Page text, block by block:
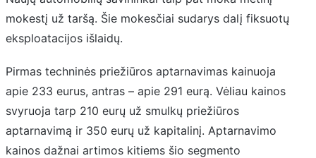
mokestį už taršą. Šie mokesčiai sudarys dalį fiksuotų
eksploatacijos išlaidų.
Pirmas techninės priežiūros aptarnavimas kainuoja
apie 233 eurus, antras – apie 291 eurą. Vėliau kainos
svyruoja tarp 210 eurų už smulkų priežiūros
aptarnavimą ir 350 eurų už kapitalinį. Aptarnavimo
kainos dažnai artimos kitiems šio segmento